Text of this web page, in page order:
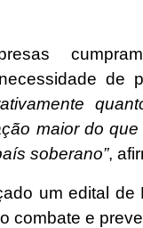
de
maior do
soberano”,
um edital de
combate e